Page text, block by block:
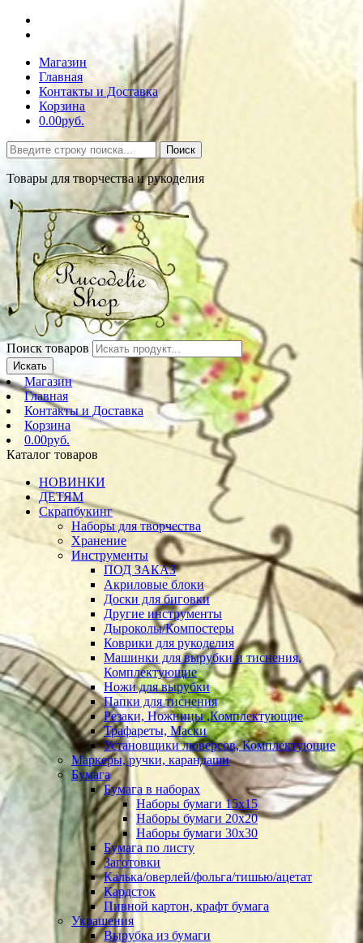
Магазин
Главная
Контакты и Доставка
Корзина
0.00руб.
Поиск
Товары для творчества и рукоделия
Поиск товаров
Искать
Магазин
Главная
Контакты и Доставка
Корзина
0.00руб.
Каталог товаров
НОВИНКИ
ДЕТЯМ
Скрапбукинг
Наборы для творчества
Хранение
Инструменты
ПОД ЗАКАЗ
Акриловые блоки
Доски для биговки
Другие инструменты
Дыроколы/Компостеры
Коврики для рукоделия
Машинки для вырубки и тиснения,
Комплектующие
Ножи для вырубки
Папки для тиснения
Резаки, Ножницы ,Комплектующие
Трафареты, Маски
Установщики люверсов, Комплектующие
Маркеры, ручки, карандаши
Бумага
Бумага в наборах
Наборы бумаги 15х15
Наборы бумаги 20х20
Наборы бумаги 30х30
Бумага по листу
Заготовки
Калька/оверлей/фольга/тишью/ацетат
Кардсток
Пивной картон, крафт бумага
Украшения
Вырубка из бумаги